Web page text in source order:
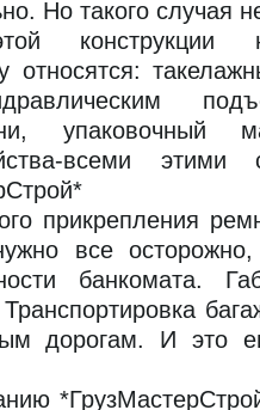
Но такого случая
конструкции
относятся:
упаковочный
всеми этими
прикрепления
все
банкомата.
дорогам. И это